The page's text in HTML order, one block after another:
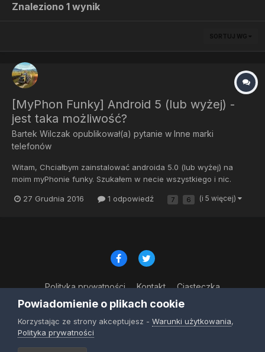
Znaleziono 1 wynik
SORTUJ WG
[MyPhon Funky] Android 5 (lub wyżej) -
jest taka możliwość?
Bartek Wilczak opublikował(a) pytanie w Inne marki
telefonów
Witam, Chciałbym zainstalować androida 5.0 (lub wyżej) na
moim myPhonie funky. Szukałem w necie wszystkiego i nic.
myphonie. Bardzo bym prosił. Dziękuję.
27 Grudnia 2016 1 odpowiedź 7 6 (i 5 więcej)
Polityka prywatności Kontakt Ciasteczka
© Copyright 2023
Powered by Invision Community
Powiadomienie o plikach cookie
Korzystając ze strony akceptujesz - Warunki użytkowania,
Polityka prywatności